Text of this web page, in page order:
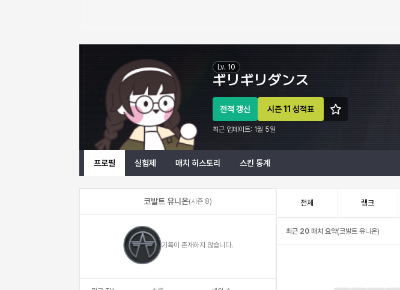
ギリギリダンス
Lv. 10
전적 갱신 시즌 11 성적표
최근 업데이트: 1월 5일
프로필 실험체 매치 히스토리 스킨 통계
코발트 유니온(시즌 8)
기록이 존재하지 않습니다.
전체 랭크
최근 20 매치 요약(코발트 유니온)